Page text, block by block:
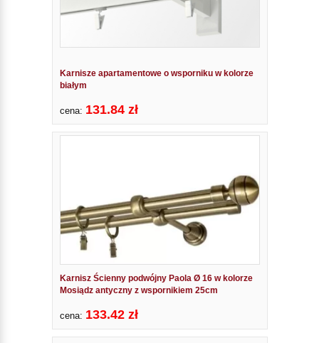
Karnisze apartamentowe o wsporniku w kolorze
białym
cena: 131.84 zł
Karnisz Ścienny podwójny Paola Ø 16 w kolorze
Mosiądz antyczny z wspornikiem 25cm
cena: 133.42 zł